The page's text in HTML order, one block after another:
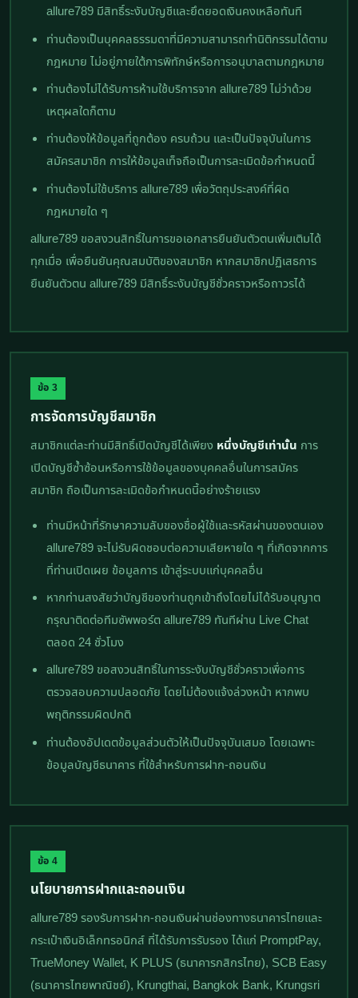
allure789 มีสิทธิ์ระงับบัญชีและยึดยอดเงินคงเหลือทันที
ท่านต้องเป็นบุคคลธรรมดาที่มีความสามารถทำนิติกรรมได้ตาม
กฎหมาย ไม่อยู่ภายใต้การพิทักษ์หรือการอนุบาลตามกฎหมาย
ท่านต้องไม่ได้รับการห้ามใช้บริการจาก allure789 ไม่ว่าด้วย
เหตุผลใดก็ตาม
ท่านต้องให้ข้อมูลที่ถูกต้อง ครบถ้วน และเป็นปัจจุบันในการ
สมัครสมาชิก การให้ข้อมูลเท็จถือเป็นการละเมิดข้อกำหนดนี้
ท่านต้องไม่ใช้บริการ allure789 เพื่อวัตถุประสงค์ที่ผิด
กฎหมายใด ๆ
allure789 ขอสงวนสิทธิ์ในการขอเอกสารยืนยันตัวตนเพิ่มเติมได้
ทุกเมื่อ เพื่อยืนยันคุณสมบัติของสมาชิก หากสมาชิกปฏิเสธการ
ยืนยันตัวตน allure789 มีสิทธิ์ระงับบัญชีชั่วคราวหรือถาวรได้
ข้อ 3
การจัดการบัญชีสมาชิก
สมาชิกแต่ละท่านมีสิทธิ์เปิดบัญชีได้เพียง หนึ่งบัญชีเท่านั้น การ
เปิดบัญชีซ้ำซ้อนหรือการใช้ข้อมูลของบุคคลอื่นในการสมัคร
สมาชิก ถือเป็นการละเมิดข้อกำหนดนี้อย่างร้ายแรง
ท่านมีหน้าที่รักษาความลับของชื่อผู้ใช้และรหัสผ่านของตนเอง
allure789 จะไม่รับผิดชอบต่อความเสียหายใด ๆ ที่เกิดจากการ
ที่ท่านเปิดเผย ข้อมูลการ เข้าสู่ระบบแก่บุคคลอื่น
หากท่านสงสัยว่าบัญชีของท่านถูกเข้าถึงโดยไม่ได้รับอนุญาต
กรุณาติดต่อทีมซัพพอร์ต allure789 ทันทีผ่าน Live Chat
ตลอด 24 ชั่วโมง
allure789 ขอสงวนสิทธิ์ในการระงับบัญชีชั่วคราวเพื่อการ
ตรวจสอบความปลอดภัย โดยไม่ต้องแจ้งล่วงหน้า หากพบ
พฤติกรรมผิดปกติ
ท่านต้องอัปเดตข้อมูลส่วนตัวให้เป็นปัจจุบันเสมอ โดยเฉพาะ
ข้อมูลบัญชีธนาคาร ที่ใช้สำหรับการฝาก-ถอนเงิน
ข้อ 4
นโยบายการฝากและถอนเงิน
allure789 รองรับการฝาก-ถอนเงินผ่านช่องทางธนาคารไทยและ
กระเป๋าเงินอิเล็กทรอนิกส์ ที่ได้รับการรับรอง ได้แก่ PromptPay,
TrueMoney Wallet, K PLUS (ธนาคารกสิกรไทย), SCB Easy
(ธนาคารไทยพาณิชย์), Krungthai, Bangkok Bank, Krungsri